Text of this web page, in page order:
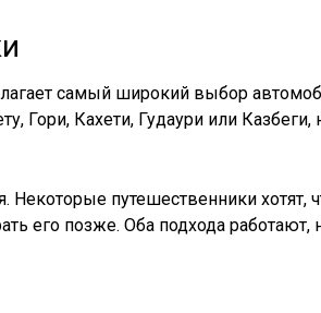
самый широкий выбор
Гори, Кахети, Гудаури или Казбеги,
путешественники хотят,
его позже. Оба подхода